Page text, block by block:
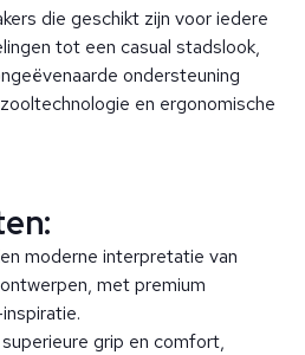
die geschikt zijn voor iedere
tot een casual stadslook,
ondersteuning
en ergonomische
moderne interpretatie van
met premium
grip en comfort,